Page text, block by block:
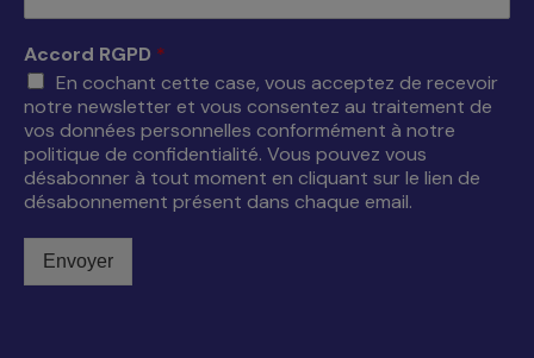
Accord RGPD *
En cochant cette case, vous acceptez de recevoir
notre newsletter et vous consentez au traitement de
vos données personnelles conformément à notre
politique de confidentialité. Vous pouvez vous
désabonner à tout moment en cliquant sur le lien de
désabonnement présent dans chaque email.
Envoyer